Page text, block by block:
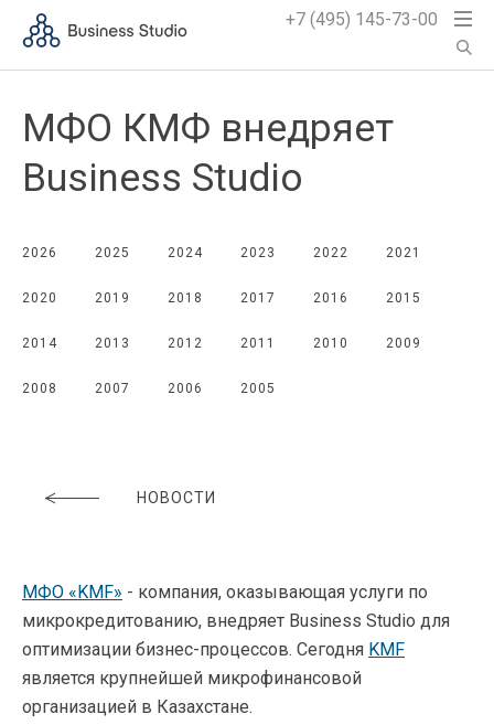
+7 (495) 145-73-00
МФО КМФ внедряет
Business Studio
2026 2025 2024 2023 2022 2021
2020 2019 2018 2017 2016 2015
2014 2013 2012 2011 2010 2009
2008 2007 2006 2005
НОВОСТИ
МФО «KMF» - компания, оказывающая услуги по
микрокредитованию, внедряет Business Studio для
оптимизации бизнес-процессов. Сегодня KMF
является крупнейшей микрофинансовой
организацией в Казахстане.